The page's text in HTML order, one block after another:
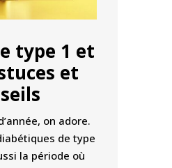
type 1 et
et
on adore.
de type
la période où